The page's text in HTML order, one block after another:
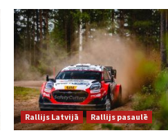
Rallijs Latvijā Rallijs pasaulē